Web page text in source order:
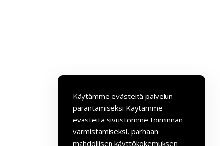
Käytämme evästeitä palvelun
parantamiseksi Käytämme
evästeitä sivustomme toiminnan
varmistamiseksi, parhaan
mahdollisen käyttökokemuksen